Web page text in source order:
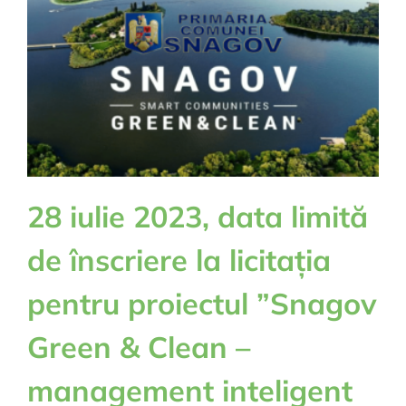
28 iulie 2023, data limită
de înscriere la licitația
pentru proiectul ”Snagov
Green & Clean –
management inteligent